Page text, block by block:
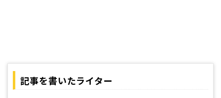
記事を書いたライター